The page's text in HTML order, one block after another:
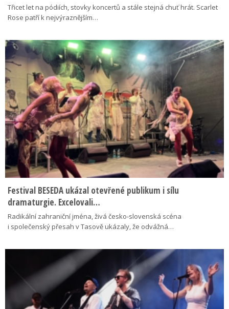
Třicet let na pódiích, stovky koncertů a stále stejná chuť hrát. Scarlet
Rose patří k nejvýraznějším…
Festival BESEDA ukázal otevřené publikum i sílu
dramaturgie. Excelovali…
Radikální zahraniční jména, živá česko-slovenská scéna
i společenský přesah v Tasově ukázaly, že odvážná…